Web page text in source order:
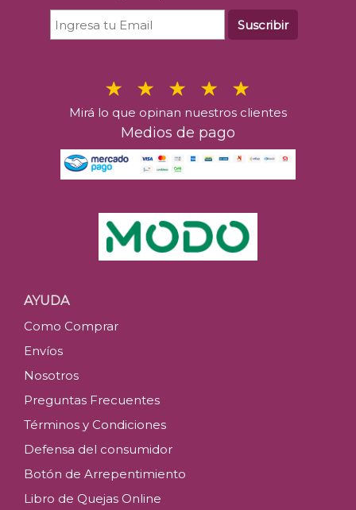
Suscribir
Mirá lo que opinan nuestros clientes
Medios de pago
AYUDA
Como Comprar
Envíos
Nosotros
Preguntas Frecuentes
Términos y Condiciones
Defensa del consumidor
Botón de Arrepentimiento
Libro de Quejas Online